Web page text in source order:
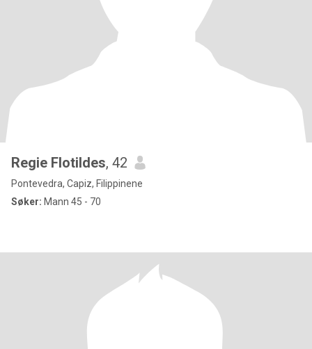
Regie Flotildes, 42
Pontevedra, Capiz, Filippinene
Søker: Mann 45 - 70